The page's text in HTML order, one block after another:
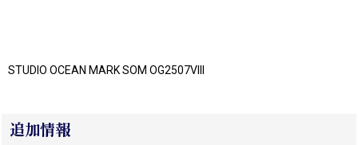
STUDIO OCEAN MARK SOM OG2507VIII
追加情報